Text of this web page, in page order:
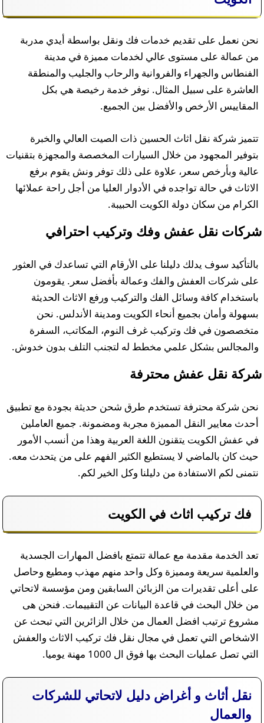
نحن نعمل على تقديم خدمات فك ونقل بواسطة أيدي مدربة
من عمالة على مستوى عالي لخدمات مميزة في مدينة
الفنطاس والجهراء والفروانية والرحاب والجليب والمنطقة
العاشرة على سبيل المثال. نوفر خدمة رخيصة هي بكل
المقاييس الأرخص والأفضل بين الجميع.
تتميز شركة نقل اثاث الحسين ذات الصيت العالي والخبرة
بتوفير المجهود من خلال السيارات المخصصة والمجهزة بتقنيات
عالية وبأرخص سعر، علاوة على ذلك توفر ونش يقوم برفع
الاثاث في حالة تواجده في الأدوار العليا من أجل راحة عملائها
الكرام من سكان دولة الكويت الحبيبة.
شركات نقل عفش وفك وتركيب احترافي
بالتأكيد سوف يدلك دليلنا على الأرقام التي تساعدك في العثور
على شركات العفش والفك وعمالة بأفضل سعر. يقومون
باستخدام كافة وسائل الفك والتركيب ورفع الاثاث الحديثة
بسهولة وأمان بجميع أنحاء الكويت ومدينة الأندلس. نحن
متخصصون في فك وتركيب غرف النوم، المكاتب، السفرة
والمجالس بشكل علمي مخطط له لتجنب التلف بدون خدوش.
شركة نقل عفش محترفة
نحن شركة محترفة تستخدم طرق شحن حديثة بجودة مع تطبيق
أحدث معايير النقل المميزة مجربة ومضمونة. جميع العاملين
في عفش الكويت يتقنون اللغة العربية وهذا من أنسب الأمور
حيث كان بالماضي لا يستطيع الكثير الفهم على من يتحدث معه.
نتمنى لكم الاستفادة من دليلنا وكل الخير لكم.
فك تركيب اثاث في الكويت
تعد الخدمة مقدمة مع عمالة تتمتع بافضل المهارات الجسدية
والعلمية سريعة ومميزة وكل واحد منهم مهذب ومطيع وحاصل
على أعلى تقديرات من الزبائن السابقين ومن مؤسسة لاتحاتي
من خلال البحث في قاعدة البيانات عن التقييمات. فنحن هى
مشروع ترتيب افضل العمال من خلال الزائرين التي تبحث عن
الاشخاص التي تعمل في مجال نقل فك تركيب الاثاث والعفش
التي تصل عمليات البحث بها فوق ال 1000 مهنة يوميا.
نقل أثاث و أغراض دليل لاتحاتي للشركات
والعمال